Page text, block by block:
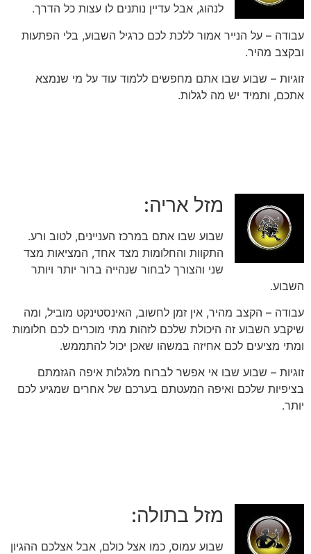
לנהוג, אבל עדיין נותנים לו עצות כל הדרך.
עבודה – על הנייר אמור ללכת לכם כרגיל השבוע, בלי הפתעות
ובקצב מהיר.
זוגיות – שבוע שבו אתם מחפשים ללמוד עוד על מי שנמצא
אתכם, ותמיד יש מה לגלות.
מזל אריה:
שבוע שבו אתם במרכז העניינים, לטוב ורע.
התקוות והחלומות מצד אחד, המציאות מצד
שני והצורך לבחור שנהייה ברור יותר ויותר
השבוע.
עבודה – הקצב מהיר, אין זמן לחשוב, האינסטינקט מוביל, ומה
שיקבע השבוע זה היכולת שלכם לזהות מתי מוכרים לכם חלומות
ומתי מציעים לכם אחיזה במשהו שאכן יכול להתממש.
זוגיות – שבוע שבו אי אפשר לברוח מלגלות איפה הגזמתם
בציפיות שלכם ואיפה המעטתם בערכם של אחרים שמגיע לכם
יותר.
מזל בתולה:
שבוע עמוס, כמו אצל כולם, אבל אצלכם ההגיון